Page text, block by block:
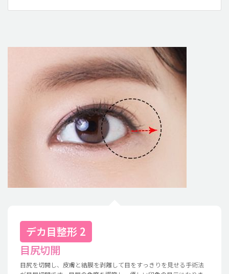
デカ目整形 2
目尻切開
目尻を切開し、皮膚と結膜を剥離して目をすっきりを見せる手術法